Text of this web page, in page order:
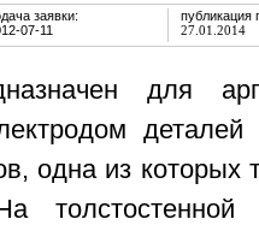
заявки:
07-11
публикация
27.01.2014
для
одна из которых